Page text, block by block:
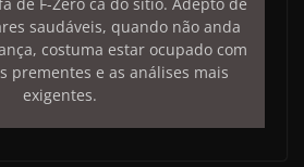
saudáveis, quando não anda
costuma estar ocupado com
prementes e as análises mais
exigentes.